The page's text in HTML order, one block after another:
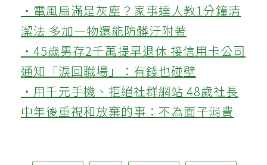
‧電風扇滿是灰塵？家事達人教1分鐘清
潔法 多加一物還能防髒汙附著
‧45歲男存2千萬提早退休 接信用卡公司
通知「淚回職場」：有錢也碰壁
‧用千元手機、拒絕社群網站 48歲社長
中年後重視和放棄的事：不為面子消費